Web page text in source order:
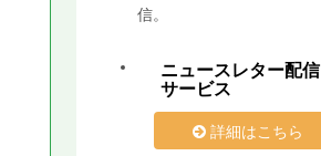
信。
ニュースレター配信
サービス
詳細はこちら